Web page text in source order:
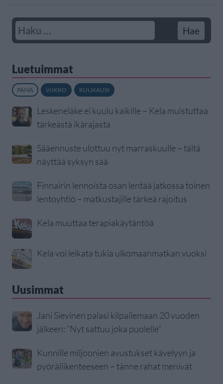
Luetuimmat
PÄIVÄ VIIKKO KUUKAUSI
Leskeneläke ei kuulu kaikille – Kela muistuttaa
tärkeästä ikärajasta
Sääennuste ulottuu nyt marraskuulle – tältä
näyttää syksyn sää
Finnairin lennoista osan lentää jatkossa toinen
lentoyhtiö – matkustajille tärkeä rajoitus
Kela muuttaa terapiakäytäntöä
Kela voi leikata tukia ulkomaanmatkan vuoksi
Uusimmat
Jani Sievinen palasi kilpailemaan 20 vuoden
jälkeen: ”Nyt sattuu joka puolelle”
Kunnille miljoonien avustukset kävelyyn ja
pyöräliikenteeseen – tänne rahat menivät